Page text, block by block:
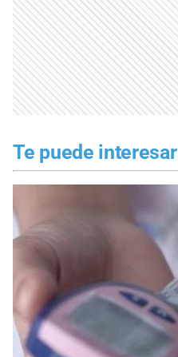
Te puede interesar